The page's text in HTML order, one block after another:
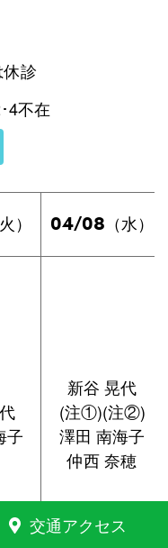
診
4不在
） 04/08 （水）
子
新谷 晃代
(注①)(注②)
澤田 南海子
仲西 奈穂
交通アクセス